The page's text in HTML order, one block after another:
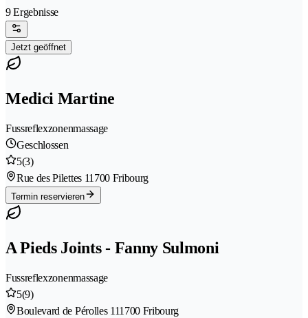
9 Ergebnisse
Jetzt geöffnet
Medici Martine
Fussreflexzonenmassage
Geschlossen
5(3)
Rue des Pilettes 11700 Fribourg
Termin reservieren
A Pieds Joints - Fanny Sulmoni
Fussreflexzonenmassage
5(9)
Boulevard de Pérolles 111700 Fribourg